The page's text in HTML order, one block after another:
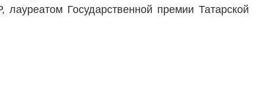
Государственной премии Татарской